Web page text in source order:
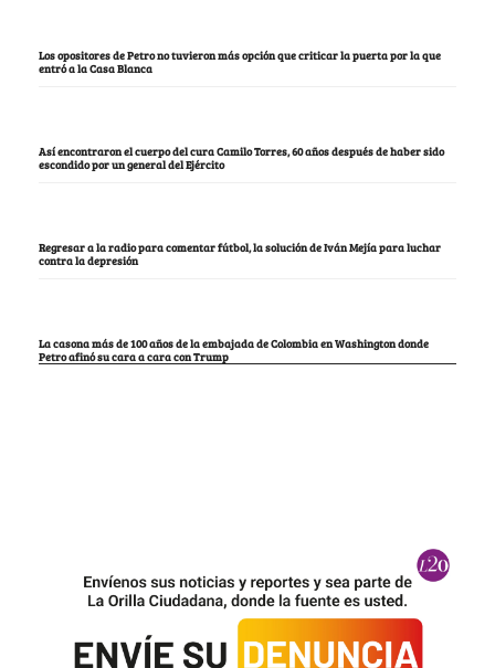
Los opositores de Petro no tuvieron más opción que criticar la puerta por la que
entró a la Casa Blanca
Así encontraron el cuerpo del cura Camilo Torres, 60 años después de haber sido
escondido por un general del Ejército
Regresar a la radio para comentar fútbol, la solución de Iván Mejía para luchar
contra la depresión
La casona más de 100 años de la embajada de Colombia en Washington donde
Petro afinó su cara a cara con Trump